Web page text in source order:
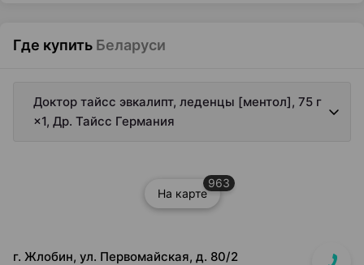
Где купить Беларуси
Доктор тайсс эвкалипт, леденцы [ментол], 75 г
×1, Др. Тайсс Германия
На карте
963
г. Жлобин, ул. Первомайская, д. 80/2